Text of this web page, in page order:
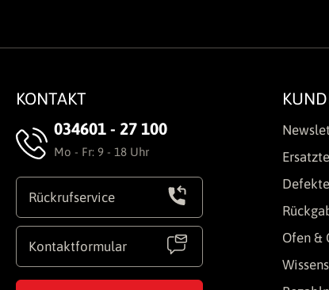
KONTAKT
034601 - 27 100
Mo - Fr: 9 - 18 Uhr
Rückrufservice
Kontaktformular
Ofen &